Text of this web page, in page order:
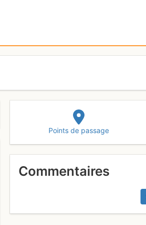
Points de passage
Commentaires